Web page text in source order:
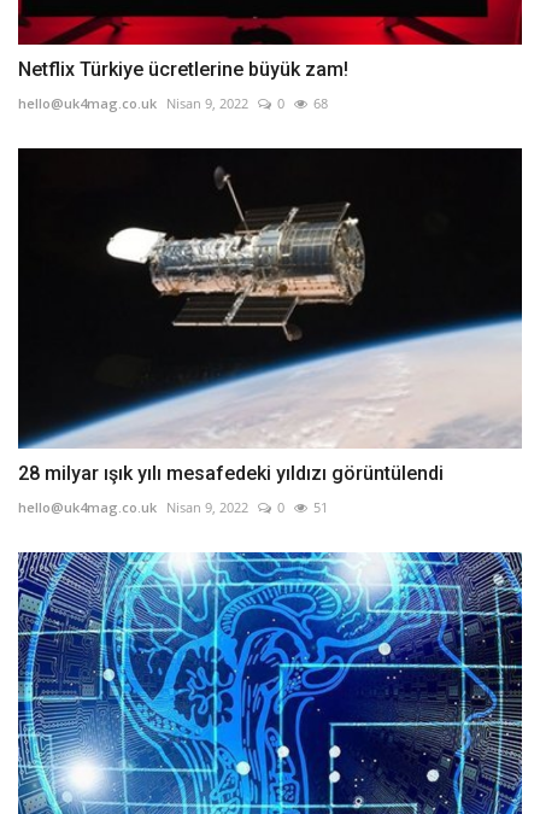
Netflix Türkiye ücretlerine büyük zam!
hello@uk4mag.co.uk Nisan 9, 2022 0 68
28 milyar ışık yılı mesafedeki yıldızı görüntülendi
hello@uk4mag.co.uk Nisan 9, 2022 0 51